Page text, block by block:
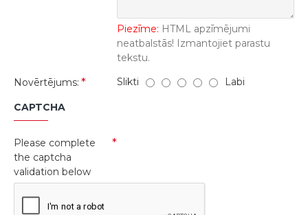
Piezīme: HTML apzīmējumi
neatbalstās! Izmantojiet parastu
tekstu.
Novērtējums:
Slikti Labi
CAPTCHA
Please complete
the captcha
validation below